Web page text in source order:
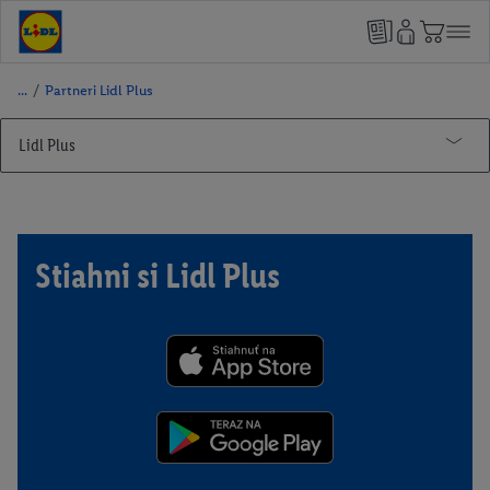
/ Partneri Lidl Plus
Lidl Plus
Smarty
Stiahni si Lidl Plus